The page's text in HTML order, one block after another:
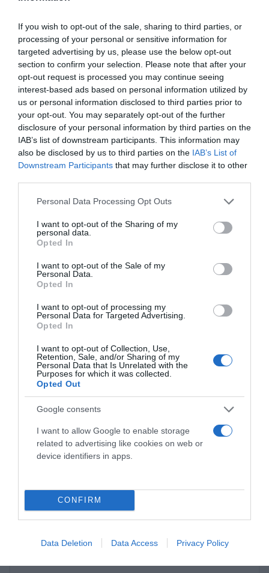
If you wish to opt-out of the sale, sharing to third parties, or
processing of your personal or sensitive information for
targeted advertising by us, please use the below opt-out
section to confirm your selection. Please note that after your
opt-out request is processed you may continue seeing
interest-based ads based on personal information utilized by
us or personal information disclosed to third parties prior to
your opt-out. You may separately opt-out of the further
disclosure of your personal information by third parties on the
IAB’s list of downstream participants. This information may
also be disclosed by us to third parties on the IAB’s List of
Downstream Participants that may further disclose it to other
Please note that this website/app uses one or more Google
not limited to your visit or usage behaviour. You may click to
grant or deny consent to Google and its third-party tags to
use your data for below specified purposes in below Google
consent section.
Personal Data Processing Opt Outs
I want to opt-out of the Sharing of my
personal data.
Opted In
I want to opt-out of the Sale of my
Personal Data.
Opted In
I want to opt-out of processing my
Personal Data for Targeted Advertising.
Opted In
I want to opt-out of Collection, Use,
Retention, Sale, and/or Sharing of my
Personal Data that Is Unrelated with the
Purposes for which it was collected.
Opted Out
Google consents
I want to allow Google to enable storage
related to advertising like cookies on web or
device identifiers in apps.
CONFIRM
Data Deletion Data Access Privacy Policy
MvLine: Tende tecniche e Zanzariere - Avvolgibili
in alluminio e acciaio
- Zanzariera Bora MvLine
Gasperotti: Porte blindate, portoncini e porte di
sicurezza
Manuello Design: Porte interne
Hormann: Chiusure residenziali
Ultime Novità
PERGOLE E TENDE DA SOLE GIBUS
29 aprile 2021